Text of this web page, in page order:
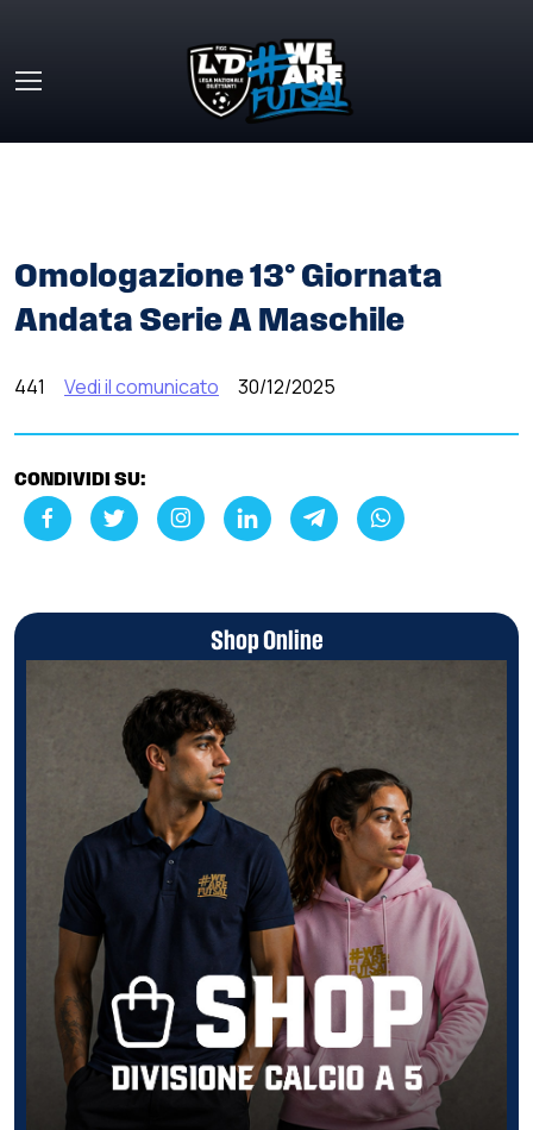
Omologazione 13° Giornata
Andata Serie A Maschile
441 Vedi il comunicato 30/12/2025
CONDIVIDI SU:
Shop Online